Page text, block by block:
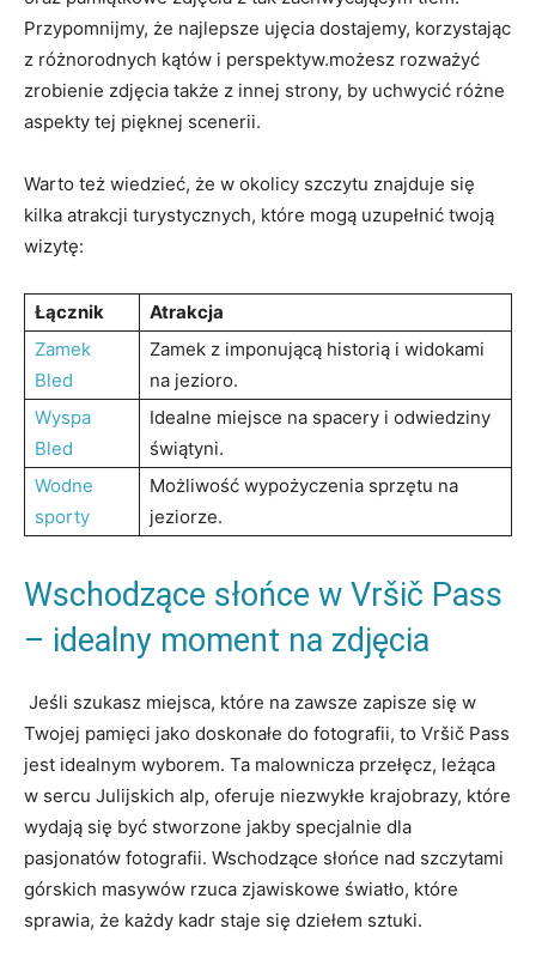
Przypomnijmy, że najlepsze⁢ ujęcia dostajemy, ‍korzystając
z różnorodnych kątów i perspektyw.możesz rozważyć⁣
zrobienie zdjęcia także z innej⁢ strony, by uchwycić różne
aspekty tej pięknej scenerii.
Warto też wiedzieć, ⁤że w okolicy szczytu znajduje się
kilka atrakcji⁢ turystycznych, które mogą uzupełnić twoją
wizytę:
Łącznik
Atrakcja
Zamek
Bled
Zamek⁣ z imponującą historią i widokami
na jezioro.
Wyspa
Bled
Idealne miejsce​ na spacery i odwiedziny‍
świątyni.
Wodne
⁢sporty
Możliwość ‌wypożyczenia sprzętu‌ na
jeziorze.
Wschodzące słońce w Vršič ⁣Pass
– idealny moment na zdjęcia
‍ Jeśli szukasz miejsca, które na zawsze zapisze się w
Twojej pamięci jako doskonałe do fotografii, to Vršič Pass
jest idealnym wyborem. Ta malownicza przełęcz, leżąca
w sercu Julijskich ‍alp, oferuje niezwykłe krajobrazy, które
wydają się ⁤być stworzone jakby specjalnie dla
pasjonatów fotografii.⁣ Wschodzące słońce ‌nad szczytami
górskich masywów rzuca zjawiskowe światło, które
sprawia, że każdy ⁤kadr⁢ staje się ⁣dziełem sztuki.